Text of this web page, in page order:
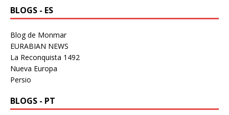
BLOGS - ES
Blog de Monmar
EURABIAN NEWS
La Reconquista 1492
Nueva Europa
Persio
BLOGS - PT